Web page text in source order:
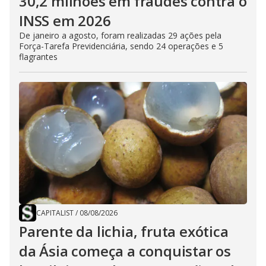
INSS em 2026
De janeiro a agosto, foram realizadas 29 ações pela
Força-Tarefa Previdenciária, sendo 24 operações e 5
flagrantes
CAPITALIST/ 08/08/2026
Parente da lichia, fruta exótica
da Ásia começa a conquistar os